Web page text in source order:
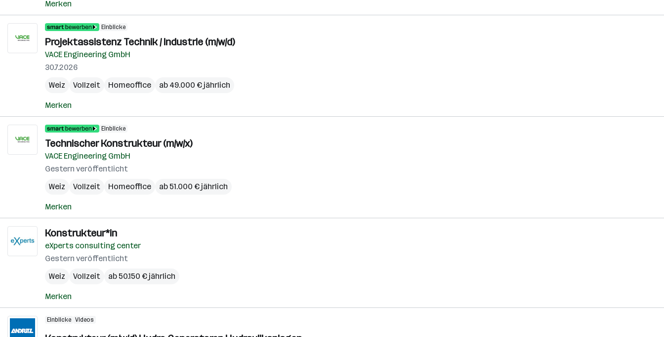
Merken
Einblicke
Projektassistenz Technik / Industrie (m/w/d)
VACE Engineering GmbH
30.7.2026
Weiz
Vollzeit Homeoffice ab 49.000 € jährlich
Merken
Einblicke
Technischer Konstrukteur (m/w/x)
VACE Engineering GmbH
Gestern veröffentlicht
Weiz
Vollzeit Homeoffice ab 51.000 € jährlich
Merken
Konstrukteur*in
eXperts consulting center
Gestern veröffentlicht
Weiz
Vollzeit ab 50.150 € jährlich
Merken
Einblicke Videos